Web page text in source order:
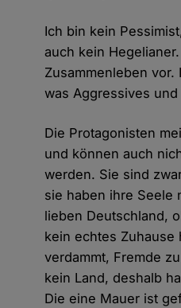
Ich bin kein
auch kein
Zusammenleben vor.
was Aggressives
Die Protagonisten
und können auch
werden. Sie sind
sie haben ihre Seele
lieben Deutschland,
kein echtes Zuhause
verdammt, Fremde
kein Land, deshalb
Die eine Mauer ist